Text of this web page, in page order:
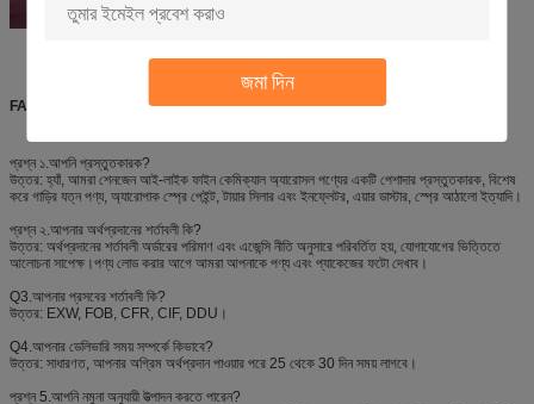
জমা দিন
FAQ
প্রশ্ন ১.আপনি প্রস্তুতকারক?
উত্তর: হ্যাঁ, আমরা শেনজেন আই-লাইক ফাইন কেমিক্যাল অ্যারোসল পণ্যের একটি পেশাদার প্রস্তুতকারক, বিশেষ
করে গাড়ির যত্ন পণ্য, অ্যারোপাক স্প্রে পেইন্ট, টায়ার সিলার এবং ইনফ্লেটর, এয়ার ডাস্টার, স্প্রে আঠালো ইত্যাদি।
প্রশ্ন ২.আপনার অর্থপ্রদানের শর্তাবলী কি?
উত্তর: অর্থপ্রদানের শর্তাবলী অর্ডারের পরিমাণ এবং এজেন্সি নীতি অনুসারে পরিবর্তিত হয়, যোগাযোগের ভিত্তিতে
আলোচনা সাপেক্ষ।পণ্য লোড করার আগে আমরা আপনাকে পণ্য এবং প্যাকেজের ফটো দেখাব।
Q3.আপনার প্রসবের শর্তাবলী কি?
উত্তর: EXW, FOB, CFR, CIF, DDU।
Q4.আপনার ডেলিভারি সময় সম্পর্কে কিভাবে?
উত্তর: সাধারণত, আপনার অগ্রিম অর্থপ্রদান পাওয়ার পরে 25 থেকে 30 দিন সময় লাগবে।
প্রশ্ন 5.আপনি নমুনা অনুযায়ী উত্পাদন করতে পারেন?